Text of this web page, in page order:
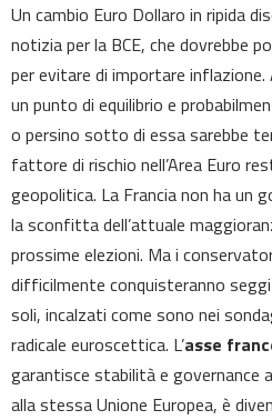
Un cambio Euro Dollaro in ripida
notizia per la BCE, che dovrebbe
per evitare di importare
un punto di equilibrio e
o persino sotto di essa sarebbe
fattore di rischio nell’Area Euro
geopolitica. La Francia non ha un
la sconfitta dell’attuale
prossime elezioni. Ma i
difficilmente conquisteranno
soli, incalzati come sono nei
radicale euroscettica. L’asse
garantisce stabilità e governance
alla stessa Unione Europea, è